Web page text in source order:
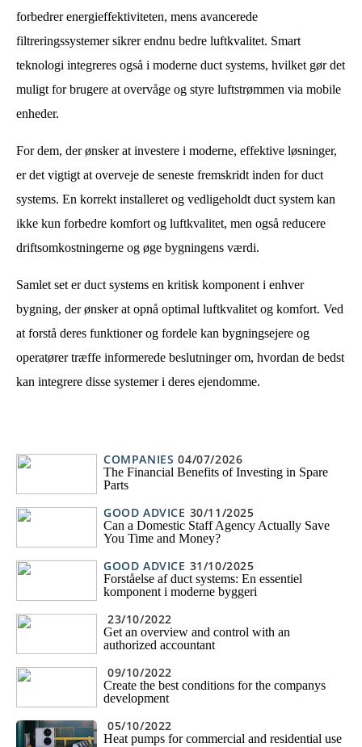
forbedrer energieffektiviteten, mens avancerede
filtreringssystemer sikrer endnu bedre luftkvalitet. Smart
teknologi integreres også i moderne duct systems, hvilket gør det
muligt for brugere at overvåge og styre luftstrømmen via mobile
enheder.
For dem, der ønsker at investere i moderne, effektive løsninger,
er det vigtigt at overveje de seneste fremskridt inden for duct
systems. En korrekt installeret og vedligeholdt duct system kan
ikke kun forbedre komfort og luftkvalitet, men også reducere
driftsomkostningerne og øge bygningens værdi.
Samlet set er duct systems en kritisk komponent i enhver
bygning, der ønsker at opnå optimal luftkvalitet og komfort. Ved
at forstå deres funktioner og fordele kan bygningsejere og
operatører træffe informerede beslutninger om, hvordan de bedst
kan integrere disse systemer i deres ejendomme.
COMPANIES 04/07/2026
The Financial Benefits of Investing in Spare
Parts
GOOD ADVICE 30/11/2025
Can a Domestic Staff Agency Actually Save
You Time and Money?
GOOD ADVICE 31/10/2025
Forståelse af duct systems: En essentiel
komponent i moderne byggeri
23/10/2022
Get an overview and control with an
authorized accountant
09/10/2022
Create the best conditions for the companys
development
05/10/2022
Heat pumps for commercial and residential use